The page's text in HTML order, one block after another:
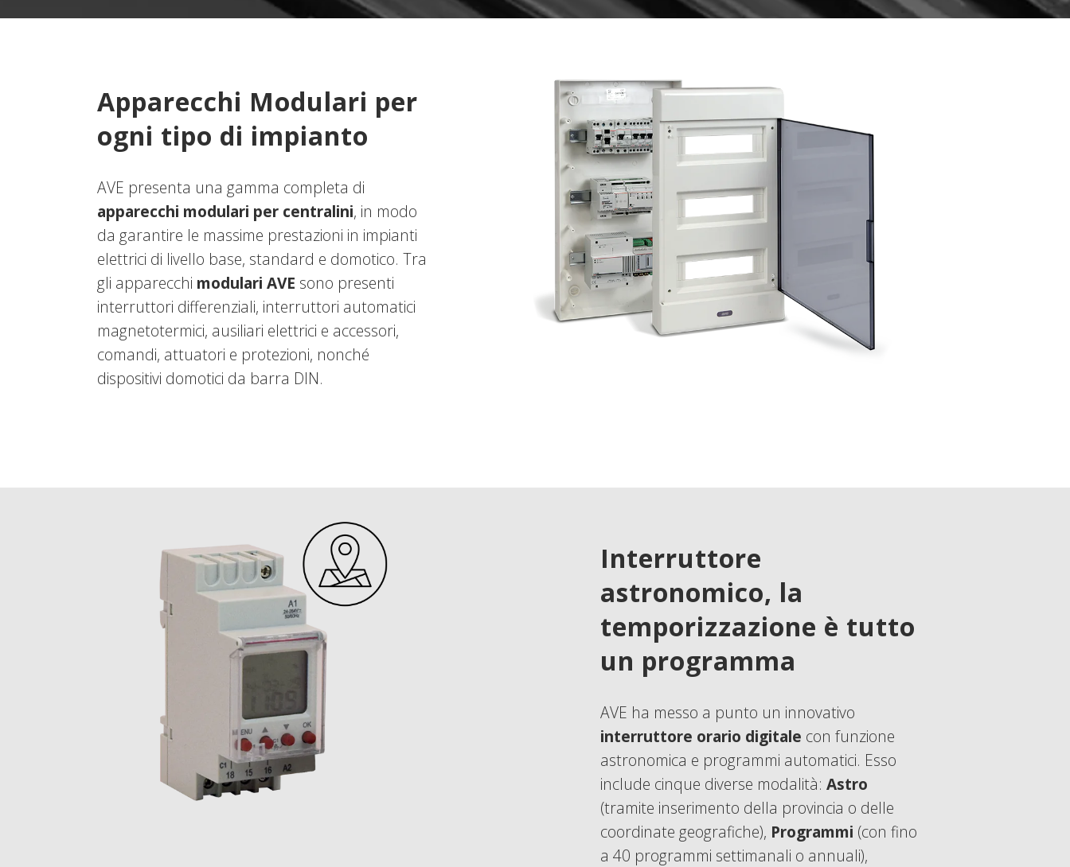
Apparecchi Modulari per
ogni tipo di impianto
AVE presenta una gamma completa di
apparecchi modulari per centralini, in modo
da garantire le massime prestazioni in impianti
elettrici di livello base, standard e domotico. Tra
gli apparecchi modulari AVE sono presenti
interruttori differenziali, interruttori automatici
magnetotermici, ausiliari elettrici e accessori,
comandi, attuatori e protezioni, nonché
dispositivi domotici da barra DIN.
Interruttore
astronomico, la
temporizzazione è tutto
un programma
AVE ha messo a punto un innovativo
interruttore orario digitale con funzione
astronomica e programmi automatici. Esso
include cinque diverse modalità:Astro
(tramite inserimento della provincia o delle
coordinate geografiche), Programmi (con fino
a 40 programmi settimanali o annuali),